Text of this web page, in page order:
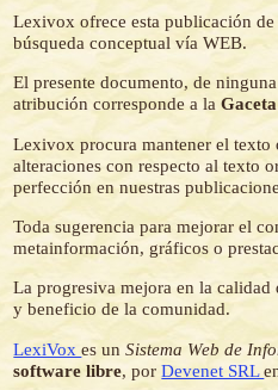
Lexivox ofrece esta publicación
búsqueda conceptual vía WEB.
El presente documento, de
atribución corresponde a la
Lexivox procura mantener el
alteraciones con respecto al texto
perfección en nuestras
Toda sugerencia para mejorar el
metainformación, gráficos o
La progresiva mejora en la
y beneficio de la comunidad.
LexiVoxes unSistema Web de
software libre, porDevenet SRL